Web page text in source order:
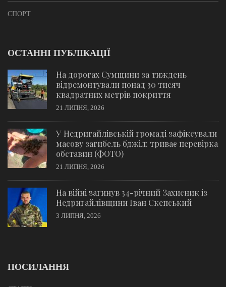
СПОРТ
ОСТАННІ ПУБЛІКАЦІЇ
На дорогах Сумщини за тиждень
відремонтували понад 30 тисяч
квадратних метрів покриття
21 ЛИПНЯ, 2026
У Недригайлівській громаді зафіксували
масову загибель бджіл: триває перевірка
обставин (ФОТО)
21 ЛИПНЯ, 2026
На війні загинув 34-річний Захисник із
Недригайлівщини Іван Скепський
3 ЛИПНЯ, 2026
ПОСИЛАННЯ